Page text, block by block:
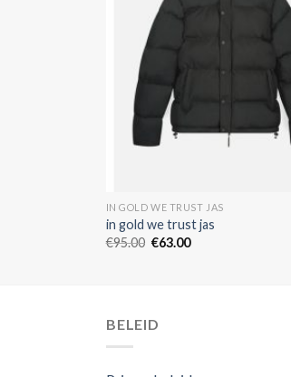
IN GOLD WE TRUST JAS
in gold we trust jas
€95.00 €63.00
BELEID